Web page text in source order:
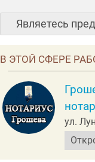
Являетесь
В ЭТОЙ СФЕРЕ
ул.